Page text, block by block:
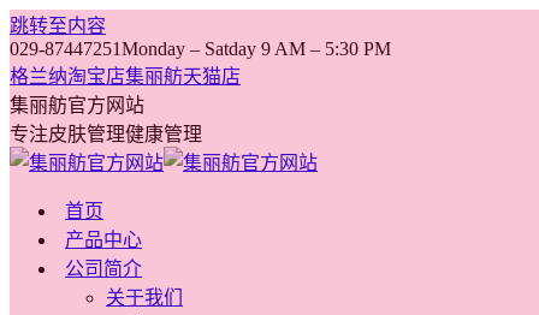
跳转至内容
029-87447251Monday – Satday 9 AM – 5:30 PM
格兰纳淘宝店集丽舫天猫店
集丽舫官方网站
专注皮肤管理健康管理
首页
产品中心
公司简介
关于我们